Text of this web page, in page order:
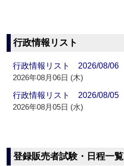
行政情報リスト
行政情報リスト 2026/08/06
2026年08月06日 (木)
行政情報リスト 2026/08/05
2026年08月05日 (水)
登録販売者試験・日程一覧